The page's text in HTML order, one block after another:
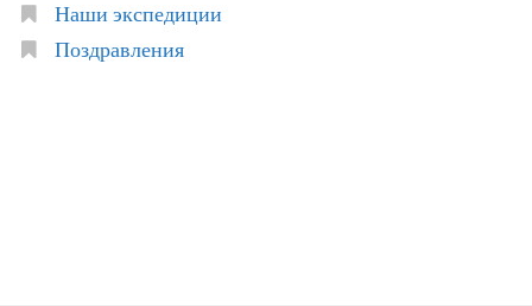
Наши экспедиции
Поздравления